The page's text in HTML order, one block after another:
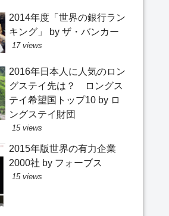
2014年度「世界の銀行ラン
キング」 by ザ・バンカー
17 views
2016年日本人に人気のロン
グステイ先は？ ロングス
テイ希望国トップ10 by ロ
ングステイ財団
15 views
2015年版世界の有力企業
2000社 by フォーブス
15 views